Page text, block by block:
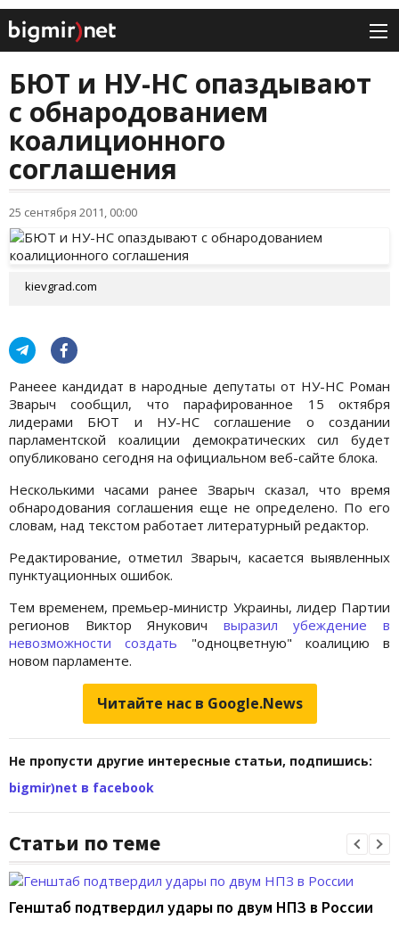
БЮТ и НУ-НС опаздывают
с обнародованием
коалиционного
соглашения
25 сентября 2011, 00:00
kievgrad.com
Ранеее кандидат в народные депутаты от НУ-НС Роман
Зварыч сообщил, что парафированное 15 октября
лидерами БЮТ и НУ-НС соглашение о создании
парламентской коалиции демократических сил будет
опубликовано сегодня на официальном веб-сайте блока.
Несколькими часами ранее Зварыч сказал, что время
обнародования соглашения еще не определено. По его
словам, над текстом работает литературный редактор.
Редактирование, отметил Зварыч, касается выявленных
пунктуационных ошибок.
Тем временем, премьер-министр Украины, лидер Партии
регионов Виктор Янукович выразил убеждение в
невозможности создать "одноцветную" коалицию в
новом парламенте.
Читайте нас в Google.News
Не пропусти другие интересные статьи, подпишись:
bigmir)net в facebook
Статьи по теме
Генштаб подтвердил удары по двум НПЗ в России